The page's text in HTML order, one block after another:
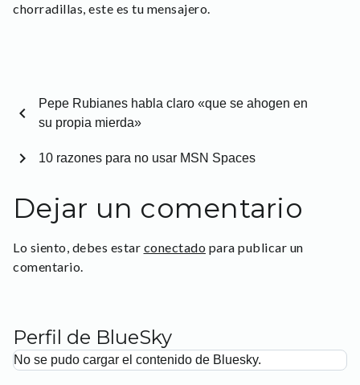
chorradillas, este es tu mensajero.
chevron_left
Pepe Rubianes habla claro «que se ahogen en
su propia mierda»
10 razones para no usar MSN Spaces
chevron_right
Dejar un comentario
Lo siento, debes estar conectado para publicar un
comentario.
Perfil de BlueSky
No se pudo cargar el contenido de Bluesky.